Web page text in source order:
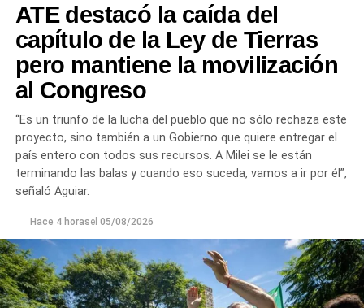
ATE destacó la caída del
capítulo de la Ley de Tierras
pero mantiene la movilización
al Congreso
“Es un triunfo de la lucha del pueblo que no sólo rechaza este
proyecto, sino también a un Gobierno que quiere entregar el
país entero con todos sus recursos. A Milei se le están
terminando las balas y cuando eso suceda, vamos a ir por él”,
señaló Aguiar.
Hace 4 horasel 05/08/2026